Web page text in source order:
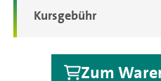
Gebühren
Kursgebühr
Zum